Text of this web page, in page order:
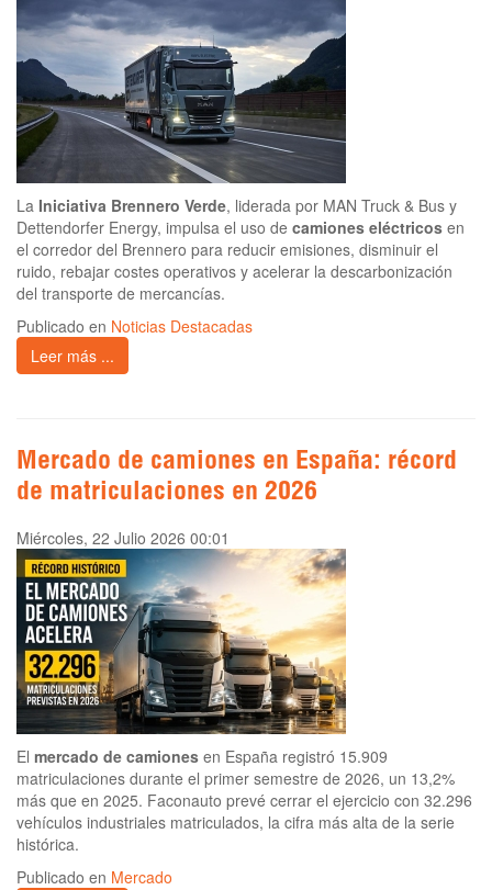
La Iniciativa Brennero Verde, liderada por MAN Truck & Bus y
Dettendorfer Energy, impulsa el uso de camiones eléctricos en
el corredor del Brennero para reducir emisiones, disminuir el
ruido, rebajar costes operativos y acelerar la descarbonización
del transporte de mercancías.
Publicado en Noticias Destacadas
Leer más ...
Mercado de camiones en España: récord
de matriculaciones en 2026
Miércoles, 22 Julio 2026 00:01
El mercado de camiones en España registró 15.909
matriculaciones durante el primer semestre de 2026, un 13,2%
más que en 2025. Faconauto prevé cerrar el ejercicio con 32.296
vehículos industriales matriculados, la cifra más alta de la serie
histórica.
Publicado en Mercado